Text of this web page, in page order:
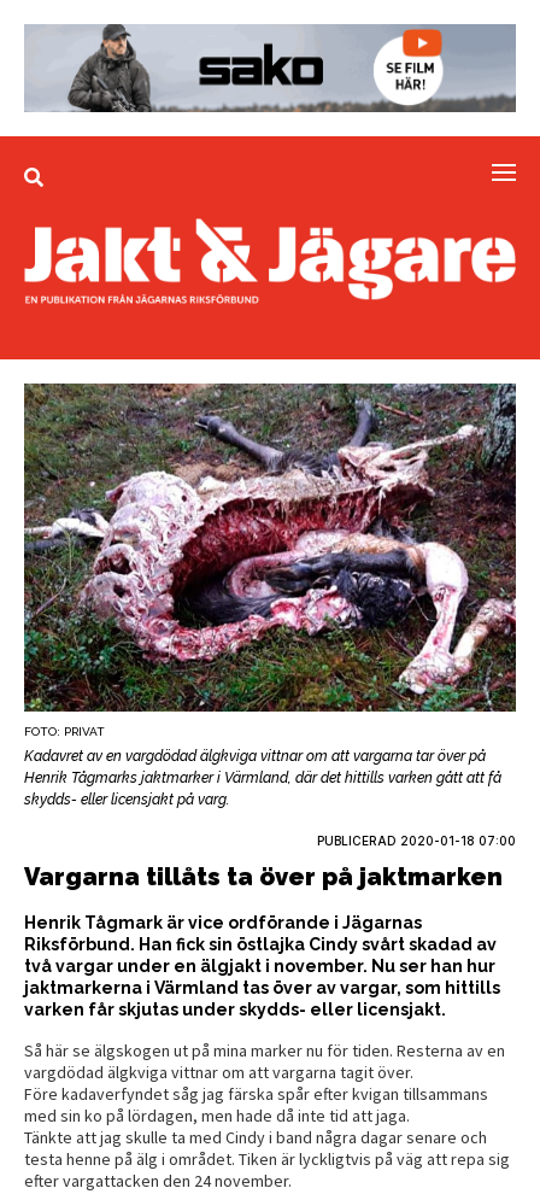
FOTO: PRIVAT
Kadavret av en vargdödad älgkviga vittnar om att vargarna tar över på
Henrik Tågmarks jaktmarker i Värmland, där det hittills varken gått att få
skydds- eller licensjakt på varg.
PUBLICERAD 2020-01-18 07:00
Vargarna tillåts ta över på jaktmarken
Henrik Tågmark är vice ordförande i Jägarnas
Riksförbund. Han fick sin östlajka Cindy svårt skadad av
två vargar under en älgjakt i november. Nu ser han hur
jaktmarkerna i Värmland tas över av vargar, som hittills
varken får skjutas under skydds- eller licensjakt.
Så här se älgskogen ut på mina marker nu för tiden. Resterna av en
vargdödad älgkviga vittnar om att vargarna tagit över.
Före kadaverfyndet såg jag färska spår efter kvigan tillsammans
med sin ko på lördagen, men hade då inte tid att jaga.
Tänkte att jag skulle ta med Cindy i band några dagar senare och
testa henne på älg i området. Tiken är lyckligtvis på väg att repa sig
efter vargattacken den 24 november.